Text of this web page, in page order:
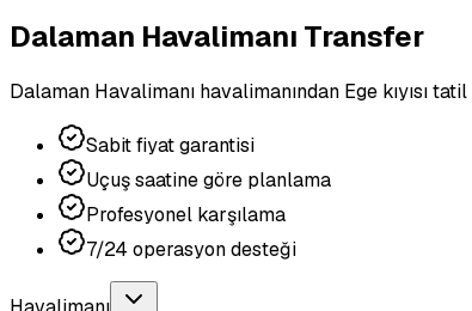
Dalaman Havalimanı Transfer
Dalaman Havalimanı havalimanından Ege kıyısı
Sabit fiyat garantisi
Uçuş saatine göre planlama
Profesyonel karşılama
7/24 operasyon desteği